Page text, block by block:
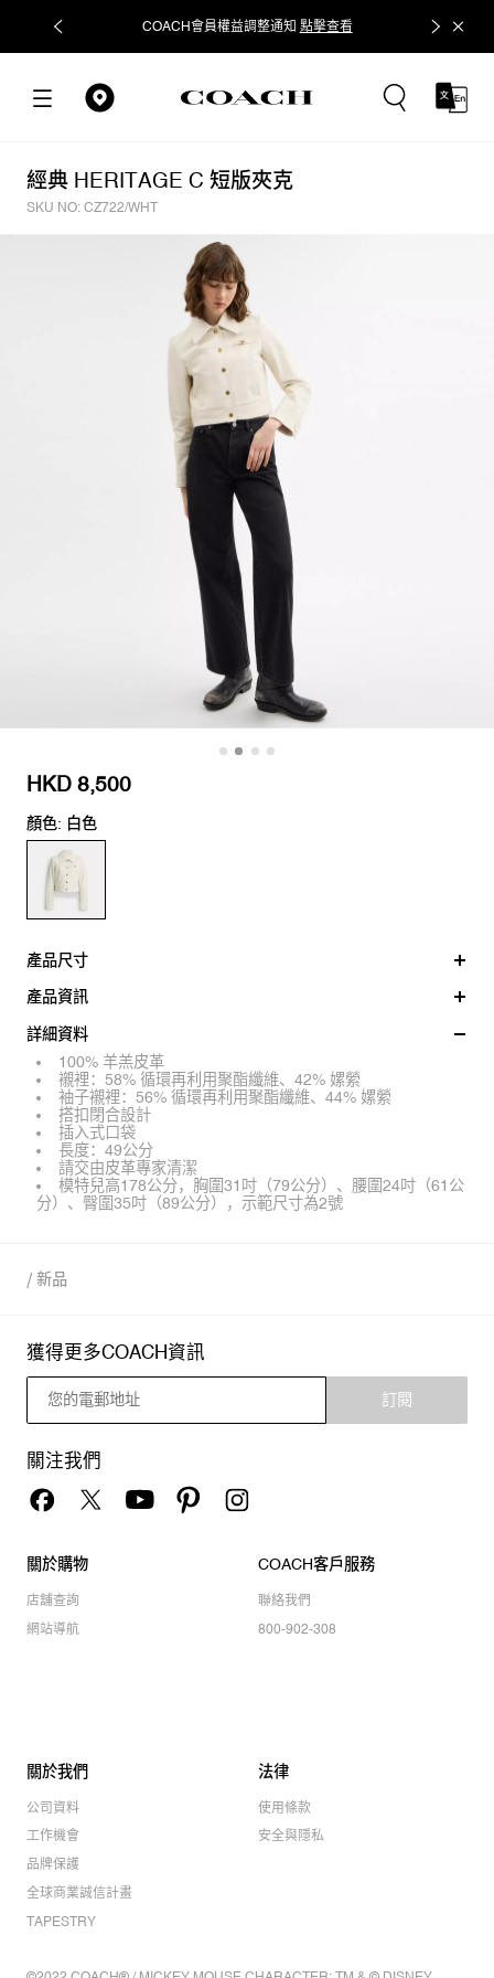
COACH會員權益調整通知 點擊查看 立即追蹤
經典 HERITAGE C 短版夾克
SKU NO: CZ722/WHT
HKD 8,500
顏色: 白色
產品尺寸
產品資訊
詳細資料
100% 羊羔皮革
襯裡：58% 循環再利用聚酯纖維、42% 嫘縈
袖子襯裡：56% 循環再利用聚酯纖維、44% 嫘縈
搭扣閉合設計
插入式口袋
長度：49公分
請交由皮革專家清潔
模特兒高178公分，胸圍31吋（79公分）、腰圍24吋（61公
分）、臀圍35吋（89公分），示範尺寸為2號
/ 新品
獲得更多COACH資訊
訂閱
關注我們
關於購物
店舖查詢
網站導航
COACH客戶服務
聯絡我們
800-902-308
關於我們
公司資料
工作機會
品牌保護
全球商業誠信計畫
TAPESTRY
法律
使用條款
安全與隱私